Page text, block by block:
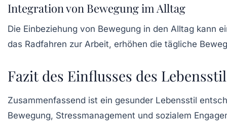
Integration von Bewegung im Alltag
Die Einbeziehung von Bewegung in den Alltag kann
das Radfahren zur Arbeit, erhöhen die tägliche
Fazit des Einflusses des
Zusammenfassend ist ein gesunder Lebensstil
Bewegung, Stressmanagement und sozialem